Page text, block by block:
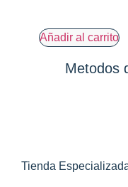
Añadir al carrito
Metodos
Tienda